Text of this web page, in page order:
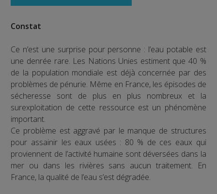
Constat
Ce n’est une surprise pour personne : l’eau potable est
une denrée rare. Les Nations Unies estiment que 40 %
de la population mondiale est déjà concernée par des
problèmes de pénurie. Même en France, les épisodes de
sécheresse sont de plus en plus nombreux et la
surexploitation de cette ressource est un phénomène
important.
Ce problème est aggravé par le manque de structures
pour assainir les eaux usées : 80 % de ces eaux qui
proviennent de l’activité humaine sont déversées dans la
mer ou dans les rivières sans aucun traitement. En
France, la qualité de l’eau s’est dégradée.